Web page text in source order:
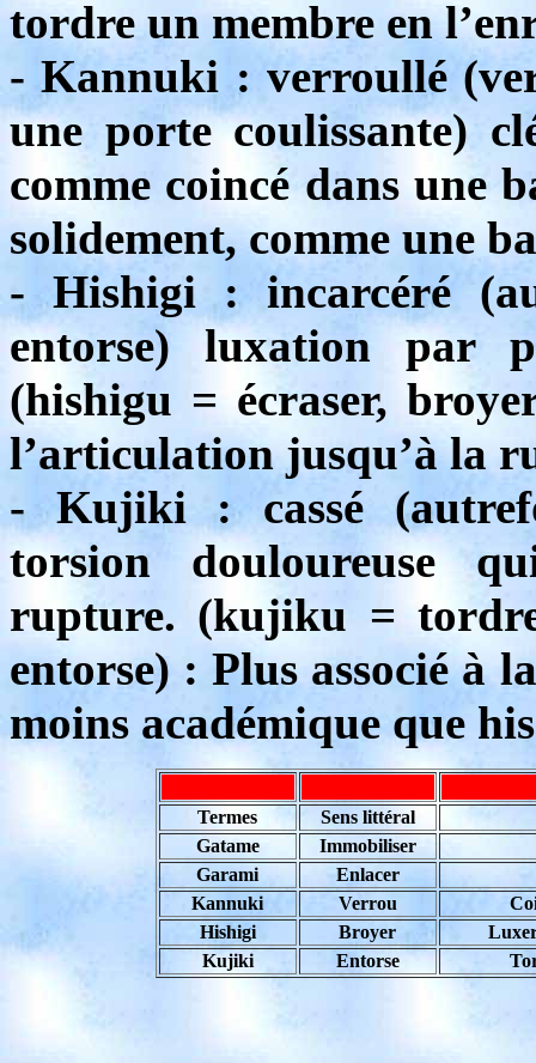
tordre un membre en
- Kannuki : verroullé
une porte coulissante)
comme coincé dans une
solidement, comme une
- Hishigi : incarcéré
entorse) luxation par
(hishigu = écraser,
l’articulation jusqu’à la
- Kujiki : cassé
torsion douloureuse
rupture. (kujiku =
entorse) : Plus associé à
moins académique que
Termes
Sens littéral
Gatame
Immobiliser
Garami
Enlacer
Kannuki
Verrou
Hishigi
Broyer
Kujiki
Entorse